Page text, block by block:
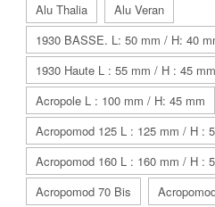
Alu Thalia
Alu Veran
1930 BASSE. L: 50 mm / H: 40
1930 Haute L : 55 mm / H : 45 mm
Acropole L : 100 mm / H: 45 mm
Acropomod 125 L : 125 mm / H :
Acropomod 160 L : 160 mm / H :
Acropomod 70 Bis